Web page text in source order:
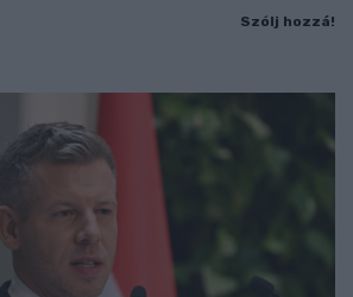
Szólj hozzá!